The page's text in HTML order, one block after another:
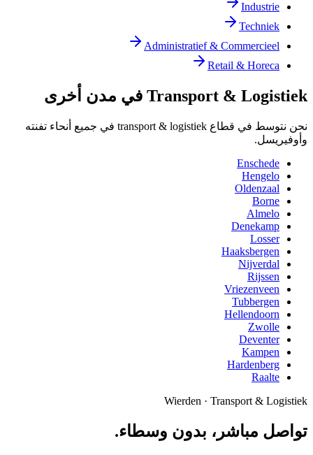
Industrie
Techniek
Administratief & Commercieel
Retail & Horeca
Transport & Logistiek في مدن أخرى
نحن نتوسط في قطاع transport & logistiek في جميع أنحاء تفنته
وأوفيريسل.
Enschede
Hengelo
Oldenzaal
Borne
Almelo
Denekamp
Losser
Haaksbergen
Nijverdal
Rijssen
Vriezenveen
Tubbergen
Hellendoorn
Zwolle
Deventer
Kampen
Hardenberg
Raalte
Wierden · Transport & Logistiek
تواصل مباشر، بدون وسطاء.